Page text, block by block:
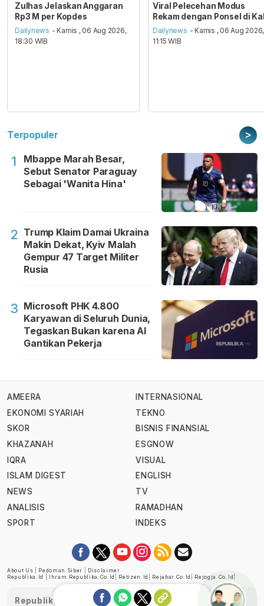
Zulhas Jelaskan Anggaran
Rp3 M per Kopdes
Dailynews - Kamis , 06 Aug 2026,
18:30 WIB
Viral Pelecehan Modus
Rekam dengan Ponsel di
Dailynews - Kamis , 06 Aug 2026,
11:15 WIB
Terpopuler >
1
Mbappe Marah Besar,
Sebut Senator Paraguay
Sebagai 'Wanita Hina'
2 Trump Klaim Damai Ukraina
Makin Dekat, Kyiv Malah
Gempur 47 Target Militer
Rusia
3 Microsoft PHK 4.800
Karyawan di Seluruh Dunia,
Tegaskan Bukan karena AI
Gantikan Pekerja
AMEERA
EKONOMI SYARIAH
SKOR
KHAZANAH
IQRA
ISLAM DIGEST
NEWS
ANALISIS
SPORT
INTERNASIONAL
TEKNO
BISNIS FINANSIAL
ESGNOW
VISUAL
ENGLISH
TV
RAMADHAN
INDEKS
About Us Pedoman Siber
Disclaimer
Republika.id
Ihram.republika.co.id Retizen.id Rejabar.co.id Rejogja.co.id
Republika telah diverifikasi oleh Dewan Pers